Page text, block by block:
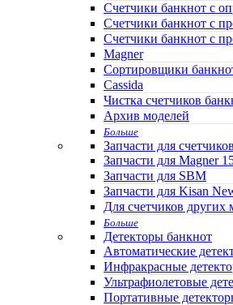
Счетчики банкнот с
Счетчики банкнот с
Счетчики банкнот с
Magner
Сортировщики
Cassida
Чистка счетчиков
Архив моделей
Больше
Запчасти для
Запчасти для Magner
Запчасти для SBM
Запчасти для Kisan
Для счетчиков других
Больше
Детекторы банкнот
Автоматические
Инфракрасные
Ультрафиолетовые
Портативные